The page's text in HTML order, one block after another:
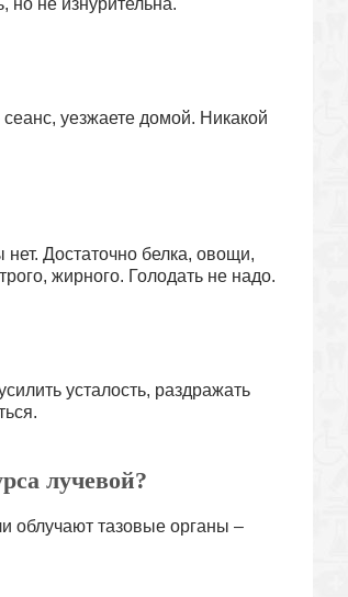
но не изнурительна.
уезжаете домой. Никакой
Достаточно белка, овощи,
жирного. Голодать не надо.
усталость, раздражать
лучевой?
облучают тазовые органы –